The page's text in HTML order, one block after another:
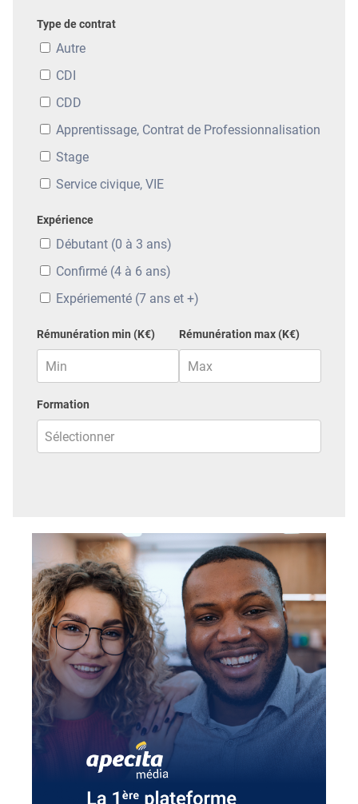
Type de contrat
Autre
CDI
CDD
Apprentissage, Contrat de Professionnalisation
Stage
Service civique, VIE
Expérience
Débutant (0 à 3 ans)
Confirmé (4 à 6 ans)
Expériementé (7 ans et +)
Rémunération min (K€) Rémunération max (K€)
Formation